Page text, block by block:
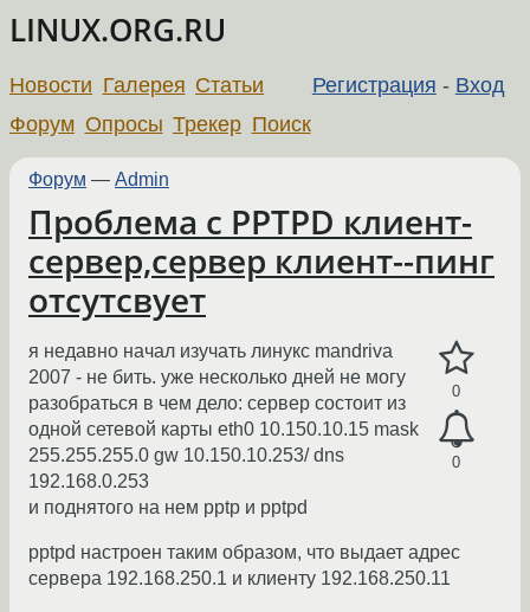
LINUX.ORG.RU
Регистрация - Вход
Новости Галерея Статьи
Форум Опросы Трекер Поиск
Форум — Admin
Проблема с PPTPD клиент-
сервер,сервер клиент--пинг
отсутсвует
0
0
я недавно начал изучать линукс mandriva
2007 - не бить. уже несколько дней не могу
разобраться в чем дело: сервер состоит из
одной сетевой карты eth0 10.150.10.15 mask
255.255.255.0 gw 10.150.10.253/ dns
192.168.0.253
и поднятого на нем pptp и pptpd
pptpd настроен таким образом, что выдает адрес
сервера 192.168.250.1 и клиенту 192.168.250.11